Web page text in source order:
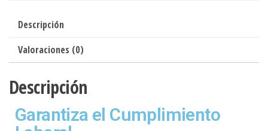
Descripción
Valoraciones (0)
Descripción
Garantiza el Cumplimiento